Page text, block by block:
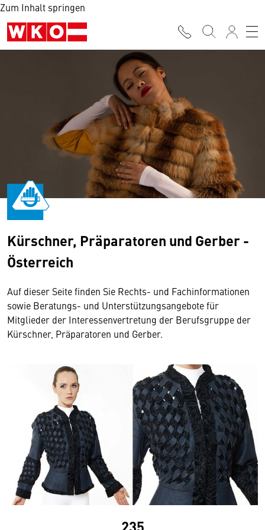
Zum Inhalt springen
Kürschner, Präparatoren und Gerber -
Österreich
Auf dieser Seite finden Sie Rechts- und Fachinformationen
sowie Beratungs- und Unterstützungsangebote für
Mitglieder der Interessenvertretung der Berufsgruppe der
Kürschner, Präparatoren und Gerber.